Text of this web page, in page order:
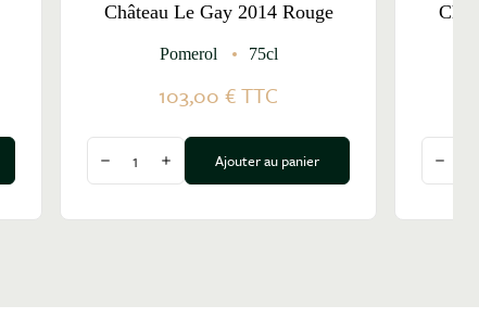
Château Le Gay 2014 Rouge
Pomerol 75cl
103,00 €TTC
Diminuer la quantité
Augmenter la quantité
Ajouter au panier